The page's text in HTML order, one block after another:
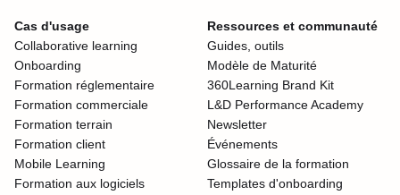
Cas d'usage
Collaborative learning
Onboarding
Formation réglementaire
Formation commerciale
Formation terrain
Formation client
Mobile Learning
Formation aux logiciels
Ressources et communauté
Guides, outils
Modèle de Maturité
360Learning Brand Kit
L&D Performance Academy
Newsletter
Événements
Glossaire de la formation
Templates d'onboarding